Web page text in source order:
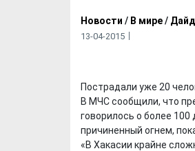
Новости / В мире/
13-04-2015
Пострадали уже 20
В МЧС сообщили, что
говорилось о более
причиненный огнем,
«В Хакасии крайне